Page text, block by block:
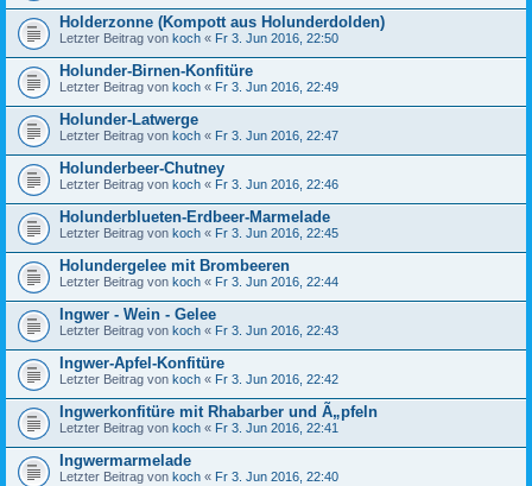
Holderzonne (Kompott aus Holunderdolden)
Letzter Beitrag von koch « Fr 3. Jun 2016, 22:50
Holunder-Birnen-Konfitüre
Letzter Beitrag von koch « Fr 3. Jun 2016, 22:49
Holunder-Latwerge
Letzter Beitrag von koch « Fr 3. Jun 2016, 22:47
Holunderbeer-Chutney
Letzter Beitrag von koch « Fr 3. Jun 2016, 22:46
Holunderblueten-Erdbeer-Marmelade
Letzter Beitrag von koch « Fr 3. Jun 2016, 22:45
Holundergelee mit Brombeeren
Letzter Beitrag von koch « Fr 3. Jun 2016, 22:44
Ingwer - Wein - Gelee
Letzter Beitrag von koch « Fr 3. Jun 2016, 22:43
Ingwer-Apfel-Konfitüre
Letzter Beitrag von koch « Fr 3. Jun 2016, 22:42
Ingwerkonfitüre mit Rhabarber und Ã„pfeln
Letzter Beitrag von koch « Fr 3. Jun 2016, 22:41
Ingwermarmelade
Letzter Beitrag von koch « Fr 3. Jun 2016, 22:40